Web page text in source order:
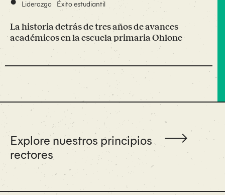
Liderazgo Éxito estudiantil
La historia detrás de tres años de avances
académicos en la escuela primaria Ohlone
Explore nuestros principios
rectores